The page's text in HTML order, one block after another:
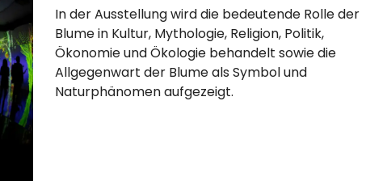
In der Ausstellung wird die bedeutende Rolle der
Blume in Kultur, Mythologie, Religion, Politik,
Ökonomie und Ökologie behandelt sowie die
Allgegenwart der Blume als Symbol und
Naturphänomen aufgezeigt.